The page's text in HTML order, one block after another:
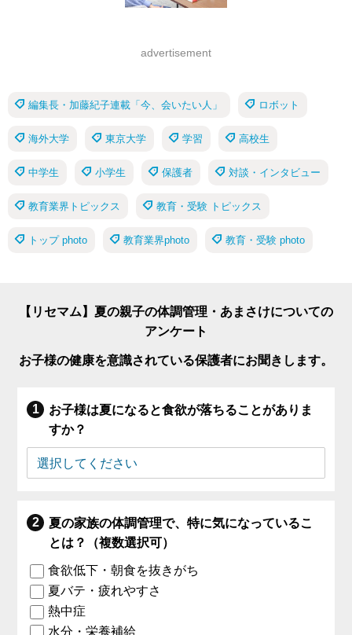
advertisement
編集長・加藤紀子連載「今、会いたい人」 ロボット
海外大学 東京大学 学習 高校生
中学生 小学生 保護者 対談・インタビュー
教育業界トピックス 教育・受験 トピックス
トップ photo 教育業界photo 教育・受験 photo
【リセマム】夏の親子の体調管理・あまさけについての
アンケート
お子様の健康を意識されている保護者にお聞きします。
お子様は夏になると食欲が落ちることがありま
すか？
夏の家族の体調管理で、特に気になっているこ
とは？（複数選択可）
食欲低下・朝食を抜きがち
夏バテ・疲れやすさ
熱中症
水分・栄養補給